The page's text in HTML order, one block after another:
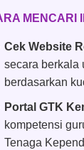
MENCARI
Cek Website
secara berkala
berdasarkan
Portal GTK
kompetensi
Tenaga